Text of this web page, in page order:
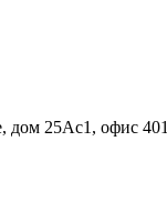
дом 25Аc1, офис 401